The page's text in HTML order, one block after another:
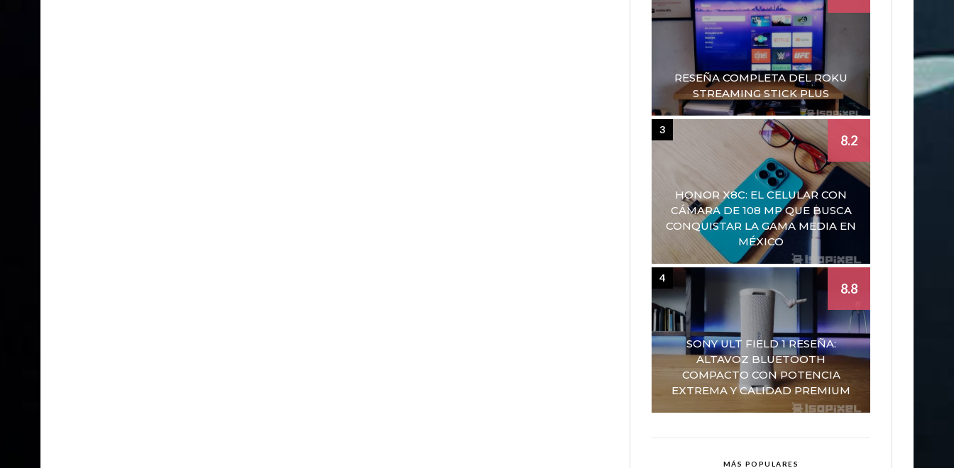
RESEÑA COMPLETA DEL ROKU
STREAMING STICK PLUS
HONOR X8C: EL CELULAR CON
CÁMARA DE 108 MP QUE BUSCA
CONQUISTAR LA GAMA MEDIA EN
MÉXICO
8.2
3
SONY ULT FIELD 1 RESEÑA:
ALTAVOZ BLUETOOTH
COMPACTO CON POTENCIA
EXTREMA Y CALIDAD PREMIUM
8.8
4
MÁS POPULARES